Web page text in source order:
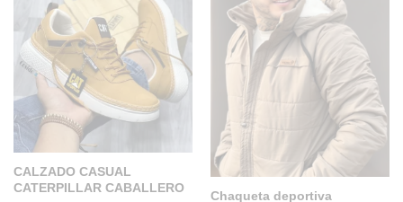
CALZADO CASUAL
CATERPILLAR CABALLERO
Chaqueta deportiva